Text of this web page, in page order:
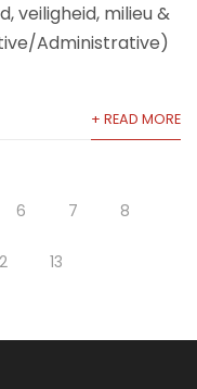
veiligheid, milieu &
Administrative)
+ READ MORE
6 7 8
13